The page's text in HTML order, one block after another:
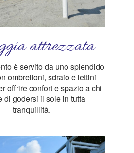
attrezzata
è servito da uno splendido
ombrelloni, sdraio e lettini
offrire confort e spazio a chi
di godersi il sole in tutta
tranquillità.